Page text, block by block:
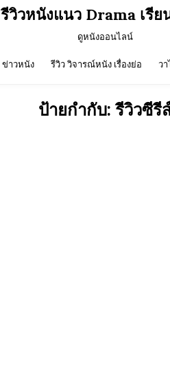
รีวิวหนังแนว Drama เรีย
ดูหนังออนไลน์
ข่าวหนัง รีวิว วิจารณ์หนัง เรื่องย่อ วา
ป้ายกำกับ:รีวิวซีรี